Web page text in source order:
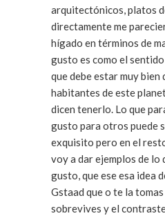
arquitectónicos, platos
directamente me
hígado en términos de mal
gusto es como el
que debe estar muy
habitantes de este
dicen tenerlo. Lo que para mi puede ser mal
gusto para otros puede
exquisito pero en el
voy a dar ejemplos de lo
gusto, que ese esa idea
Gstaad que o te la
sobrevives y el